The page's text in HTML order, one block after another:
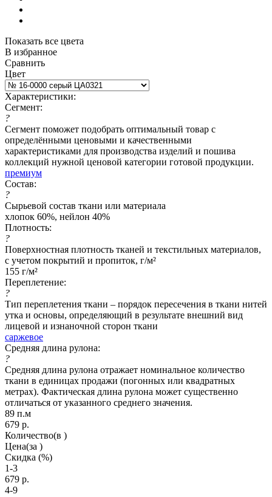
Показать все цвета
В избранное
Сравнить
Цвет
Характеристики:
Сегмент:
?
Сегмент поможет подобрать оптимальный товар с
определёнными ценовыми и качественными
характеристиками для производства изделий и пошива
коллекций нужной ценовой категории готовой продукции.
премиум
Состав:
?
Сырьевой состав ткани или материала
хлопок 60%, нейлон 40%
Плотность:
?
Поверхностная плотность тканей и текстильных материалов,
с учетом покрытий и пропиток, г/м²
155 г/м²
Переплетение:
?
Тип переплетения ткани – порядок пересечения в ткани нитей
утка и основы, определяющий в результате внешний вид
лицевой и изнаночной сторон ткани
саржевое
Средняя длина рулона:
?
Средняя длина рулона отражает номинальное количество
ткани в единицах продажи (погонных или квадратных
метрах). Фактическая длина рулона может существенно
отличаться от указанного среднего значения.
89 п.м
679 р.
Количество(в )
Цена(за )
Скидка (%)
1-3
679 р.
4-9